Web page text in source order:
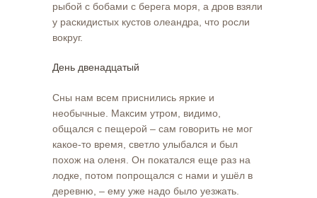
рыбой с бобами с берега моря, а дров взяли
у раскидистых кустов олеандра, что росли
вокруг.
День двенадцатый
Сны нам всем приснились яркие и
необычные. Максим утром, видимо,
общался с пещерой – сам говорить не мог
какое-то время, светло улыбался и был
похож на оленя. Он покатался еще раз на
лодке, потом попрощался с нами и ушёл в
деревню, – ему уже надо было уезжать.